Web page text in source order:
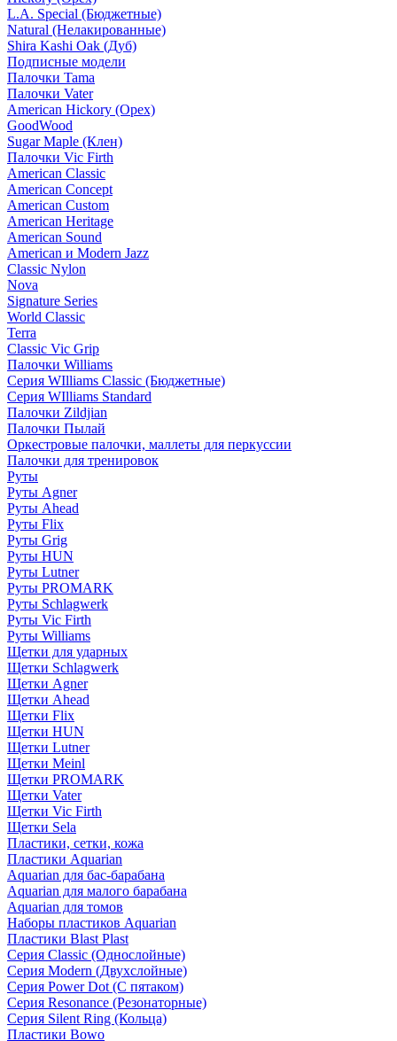
L.A. Special (Бюджетные)
Natural (Нелакированные)
Shira Kashi Oak (Дуб)
Подписные модели
Палочки Tama
Палочки Vater
American Hickory (Орех)
GoodWood
Sugar Maple (Клен)
Палочки Vic Firth
American Classic
American Concept
American Custom
American Heritage
American Sound
American и Modern Jazz
Classic Nylon
Nova
Signature Series
World Classic
Terra
Classic Vic Grip
Палочки Williams
Серия WIlliams Classic (Бюджетные)
Серия WIlliams Standard
Палочки Zildjian
Палочки Пылай
Оркестровые палочки, маллеты для перкуссии
Палочки для тренировок
Руты
Руты Agner
Руты Ahead
Руты Flix
Руты Grig
Руты HUN
Руты Lutner
Руты PROMARK
Руты Schlagwerk
Руты Vic Firth
Руты Williams
Щетки для ударных
Щетки Schlagwerk
Щетки Agner
Щетки Ahead
Щетки Flix
Щетки HUN
Щетки Lutner
Щетки Meinl
Щетки PROMARK
Щетки Vater
Щетки Vic Firth
Щетки Sela
Пластики, сетки, кожа
Пластики Aquarian
Aquarian для бас-барабана
Aquarian для малого барабана
Aquarian для томов
Наборы пластиков Aquarian
Пластики Blast Plast
Серия Classic (Однослойные)
Серия Modern (Двухслойные)
Серия Power Dot (С пятаком)
Серия Resonance (Резонаторные)
Серия Silent Ring (Кольца)
Пластики Bowo